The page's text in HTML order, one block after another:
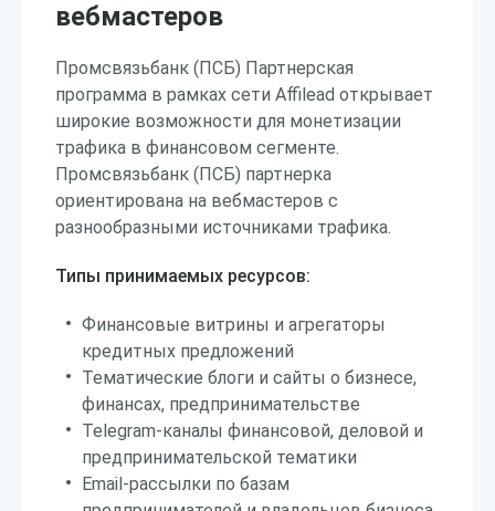
вебмастеров
Промсвязьбанк (ПСБ) Партнерская
программа в рамках сети Affilead открывает
широкие возможности для монетизации
трафика в финансовом сегменте.
Промсвязьбанк (ПСБ) партнерка
ориентирована на вебмастеров с
разнообразными источниками трафика.
Типы принимаемых ресурсов:
Финансовые витрины и агрегаторы
кредитных предложений
Тематические блоги и сайты о бизнесе,
финансах, предпринимательстве
Telegram-каналы финансовой, деловой и
предпринимательской тематики
Email-рассылки по базам